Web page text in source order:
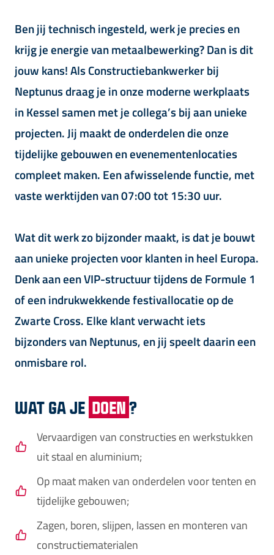
Ben jij technisch ingesteld, werk je precies en
krijg je energie van metaalbewerking? Dan is dit
jouw kans! Als Constructiebankwerker bij
Neptunus draag je in onze moderne werkplaats
in Kessel samen met je collega’s bij aan unieke
projecten. Jij maakt de onderdelen die onze
tijdelijke gebouwen en evenementenlocaties
compleet maken. Een afwisselende functie, met
vaste werktijden van 07:00 tot 15:30 uur.
Wat dit werk zo bijzonder maakt, is dat je bouwt
aan unieke projecten voor klanten in heel Europa.
Denk aan een VIP-structuur tijdens de Formule 1
of een indrukwekkende festivallocatie op de
Zwarte Cross. Elke klant verwacht iets
bijzonders van Neptunus, en jij speelt daarin een
onmisbare rol.
WAT GA JE DOEN?
Vervaardigen van constructies en werkstukken
uit staal en aluminium;
Op maat maken van onderdelen voor tenten en
tijdelijke gebouwen;
Zagen, boren, slijpen, lassen en monteren van
constructiematerialen